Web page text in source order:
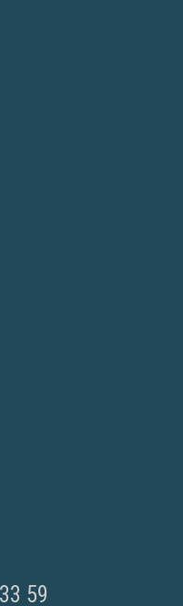
59